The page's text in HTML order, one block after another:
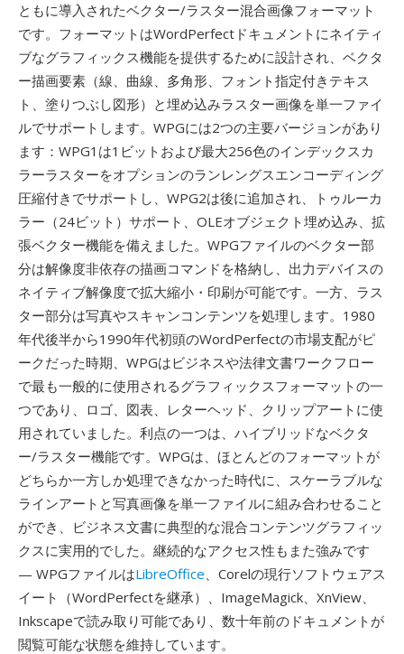
ともに導入されたベクター/ラスター混合画像フォーマット
です。フォーマットはWordPerfectドキュメントにネイティ
ブなグラフィックス機能を提供するために設計され、ベクタ
ー描画要素（線、曲線、多角形、フォント指定付きテキス
ト、塗りつぶし図形）と埋め込みラスター画像を単一ファイ
ルでサポートします。WPGには2つの主要バージョンがあり
ます：WPG1は1ビットおよび最大256色のインデックスカ
ラーラスターをオプションのランレングスエンコーディング
圧縮付きでサポートし、WPG2は後に追加され、トゥルーカ
ラー（24ビット）サポート、OLEオブジェクト埋め込み、拡
張ベクター機能を備えました。WPGファイルのベクター部
分は解像度非依存の描画コマンドを格納し、出力デバイスの
ネイティブ解像度で拡大縮小・印刷が可能です。一方、ラス
ター部分は写真やスキャンコンテンツを処理します。1980
年代後半から1990年代初頭のWordPerfectの市場支配がピ
ークだった時期、WPGはビジネスや法律文書ワークフロー
で最も一般的に使用されるグラフィックスフォーマットの一
つであり、ロゴ、図表、レターヘッド、クリップアートに使
用されていました。利点の一つは、ハイブリッドなベクタ
ー/ラスター機能です。WPGは、ほとんどのフォーマットが
どちらか一方しか処理できなかった時代に、スケーラブルな
ラインアートと写真画像を単一ファイルに組み合わせること
ができ、ビジネス文書に典型的な混合コンテンツグラフィッ
クスに実用的でした。継続的なアクセス性もまた強みです
— WPGファイルはLibreOffice、Corelの現行ソフトウェアス
イート（WordPerfectを継承）、ImageMagick、XnView、
Inkscapeで読み取り可能であり、数十年前のドキュメントが
閲覧可能な状態を維持しています。